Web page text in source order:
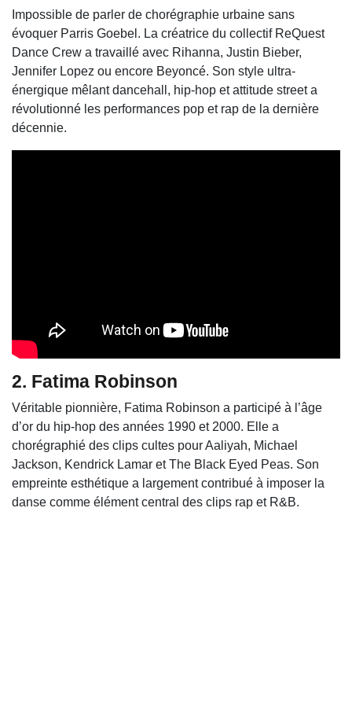
Impossible de parler de chorégraphie urbaine sans
évoquer Parris Goebel. La créatrice du collectif ReQuest
Dance Crew a travaillé avec Rihanna, Justin Bieber,
Jennifer Lopez ou encore Beyoncé. Son style ultra-
énergique mêlant dancehall, hip-hop et attitude street a
révolutionné les performances pop et rap de la dernière
décennie.
2. Fatima Robinson
Véritable pionnière, Fatima Robinson a participé à l’âge
d’or du hip-hop des années 1990 et 2000. Elle a
chorégraphié des clips cultes pourAaliyah, Michael
Jackson, Kendrick Lamar etThe Black Eyed Peas. Son
empreinte esthétique a largement contribué à imposer la
danse comme élément central des clips rap et R&B.